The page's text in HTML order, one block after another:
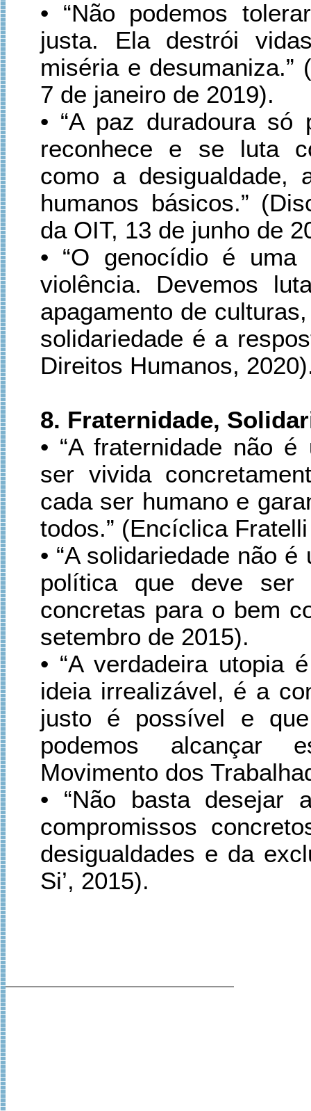
• “Não podemos
justa. Ela destrói
miséria e desumaniza.”
7 de janeiro de 2019).
• “A paz duradoura só
reconhece e se luta
como a
humanos básicos.”
da OIT, 13 de junho de
• “O genocídio é
violência. Devemos
apagamento de
solidariedade é a
Direitos Humanos,
8. Fraternidade,
• “A fraternidade não
ser vivida
cada ser humano e
todos.” (Encíclica
• “A solidariedade não
política que deve ser
concretas para o bem
setembro de 2015).
• “A verdadeira utopia
ideia irrealizável, é a
justo é possível e
podemos alcançar
Movimento dos
• “Não basta
compromissos
desigualdades e da
Si’, 2015).